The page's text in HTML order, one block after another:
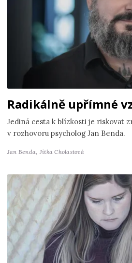
Radikálně upřímné
Jediná cesta k blízkosti je riskovat
v rozhovoru psycholog Jan Benda.
Jan Benda, Jitka Cholastová